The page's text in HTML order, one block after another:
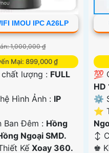
IMOU IPC A26LP
1,000,000 ₫
Mại: 899,000 ₫
lượng : FULL
Hình Ảnh : IP
Ban Đêm : Hồng
Ngoại SMD.
Kế Xoay 360.
💯
HD
⚙
⭐
↕️
️♚